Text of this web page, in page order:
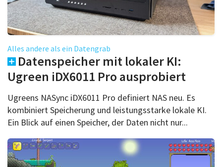
Alles andere als ein Datengrab
Datenspeicher mit lokaler KI:
Ugreen iDX6011 Pro ausprobiert
Ugreens NASync iDX6011 Pro definiert NAS neu. Es
kombiniert Speicherung und leistungsstarke lokale KI.
Ein Blick auf einen Speicher, der Daten nicht nur...